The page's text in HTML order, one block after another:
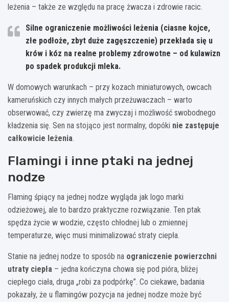
leżenia – także ze względu na pracę żwacza i zdrowie racic.
Silne ograniczenie możliwości leżenia (ciasne kojce,
złe podłoże, zbyt duże zagęszczenie) przekłada się u
krów i kóz na realne problemy zdrowotne – od kulawizn
po spadek produkcji mleka.
W domowych warunkach – przy kozach miniaturowych, owcach
kameruńskich czy innych małych przeżuwaczach – warto
obserwować, czy zwierzę ma zwyczaj i możliwość swobodnego
kładzenia się. Sen na stojąco jest normalny, dopóki nie zastępuje
całkowicie leżenia.
Flamingi i inne ptaki na jednej
nodze
Flaming śpiący na jednej nodze wygląda jak logo marki
odzieżowej, ale to bardzo praktyczne rozwiązanie. Ten ptak
spędza życie w wodzie, często chłodnej lub o zmiennej
temperaturze, więc musi minimalizować straty ciepła.
Stanie na jednej nodze to sposób na ograniczenie powierzchni
utraty ciepła – jedna kończyna chowa się pod pióra, bliżej
ciepłego ciała, druga „robi za podpórkę”. Co ciekawe, badania
pokazały, że u flamingów pozycja na jednej nodze może być